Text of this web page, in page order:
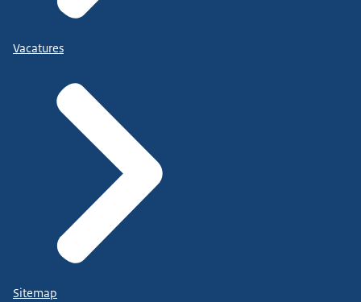
Vacatures
Sitemap